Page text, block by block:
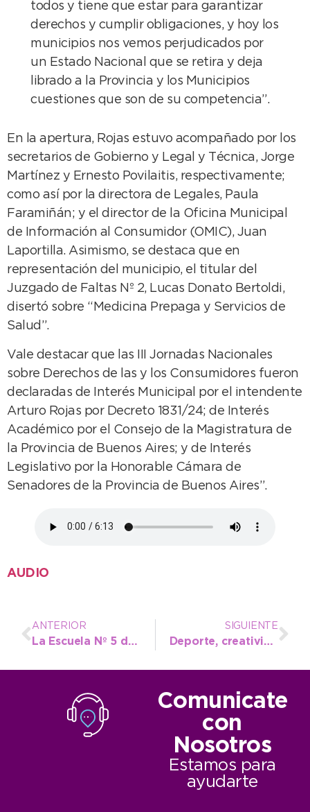
todos y tiene que estar para garantizar
derechos y cumplir obligaciones, y hoy los
municipios nos vemos perjudicados por
un Estado Nacional que se retira y deja
librado a la Provincia y los Municipios
cuestiones que son de su competencia”.
En la apertura, Rojas estuvo acompañado por los
secretarios de Gobierno y Legal y Técnica, Jorge
Martínez y Ernesto Povilaitis, respectivamente;
como así por la directora de Legales, Paula
Faramiñán; y el director de la Oficina Municipal
de Información al Consumidor (OMIC), Juan
Laportilla. Asimismo, se destaca que en
representación del municipio, el titular del
Juzgado de Faltas Nº 2, Lucas Donato Bertoldi,
disertó sobre “Medicina Prepaga y Servicios de
Salud”.
Vale destacar que las III Jornadas Nacionales
sobre Derechos de las y los Consumidores fueron
declaradas de Interés Municipal por el intendente
Arturo Rojas por Decreto 1831/24; de Interés
Académico por el Consejo de la Magistratura de
la Provincia de Buenos Aires; y de Interés
Legislativo por la Honorable Cámara de
Senadores de la Provincia de Buenos Aires”.
AUDIO
ANTERIOR
La Escuela Nº 5 de La Dulce visitó al Intendente en su despacho
SIGUIENTE
Deporte, creatividad y arte joven se unen para dar vida a la Urban Fest
Comunicate
con
Nosotros
Estamos para
ayudarte